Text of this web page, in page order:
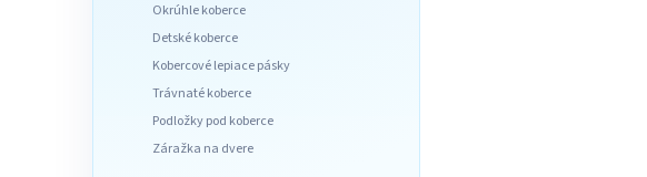
Okrúhle koberce
Detské koberce
Kobercové lepiace pásky
Trávnaté koberce
Podložky pod koberce
Záražka na dvere